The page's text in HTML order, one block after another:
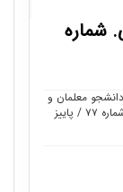
شماره
معلمان و
کارشناسان وزارت آموزش‌وپرورش / دوره بیست‌وسوم/ شماره ۷۷ / پاییز